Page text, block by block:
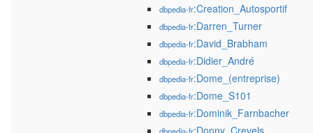
dbpedia-fr:Creation_Autosportif
dbpedia-fr:Darren_Turner
dbpedia-fr:David_Brabham
dbpedia-fr:Didier_André
dbpedia-fr:Dome_(entreprise)
dbpedia-fr:Dome_S101
dbpedia-fr:Dominik_Farnbacher
:Donny_Crevels